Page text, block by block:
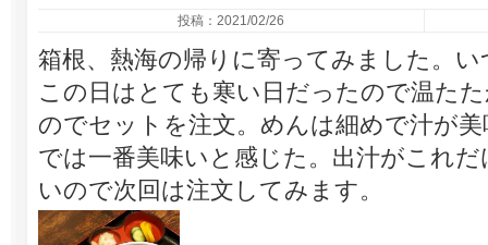
投稿：2021/02/26
箱根、熱海の帰りに寄ってみました。
この日はとても寒い日だったので温た
のでセットを注文。めんは細めで汁が
では一番美味いと感じた。出汁がこれ
いので次回は注文してみます。